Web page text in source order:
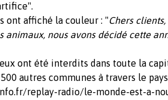
ont affiché la couleur : "Chers
animaux, nous avons décidé cette
ont été interdits dans toute la
autres communes à travers le
replay-radio/le-monde-est-a-